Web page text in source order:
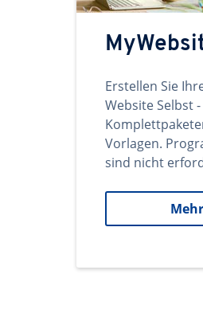
Erstellen Sie
Website Selbst
Vorlagen.
sind nicht